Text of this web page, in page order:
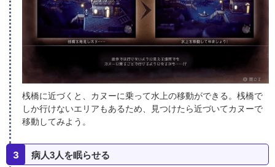
桟橋に近づくと、カヌーに乗って水上の移動ができる。桟橋で
しか行けないエリアもあるため、見つけたら近づいてカヌーで
移動してみよう。
3 病人3人を眠らせる